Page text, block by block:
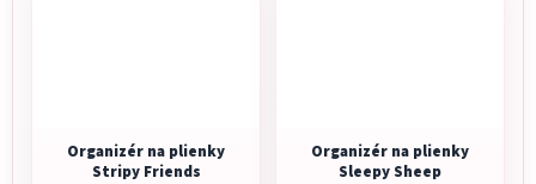
Organizér na plienky
Stripy Friends
Organizér na plienky
Sleepy Sheep